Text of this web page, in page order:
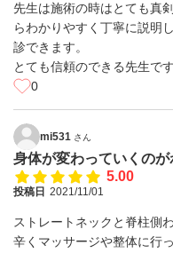
先生は施術の時はとても真
らわかりやすく丁寧に説明
診できます。
とても信頼のできる先生です
0
mi531 さん
身体が変わっていくのが
5.00
投稿日 2021/11/01
ストレートネックと脊柱側
辛くマッサージや整体に行